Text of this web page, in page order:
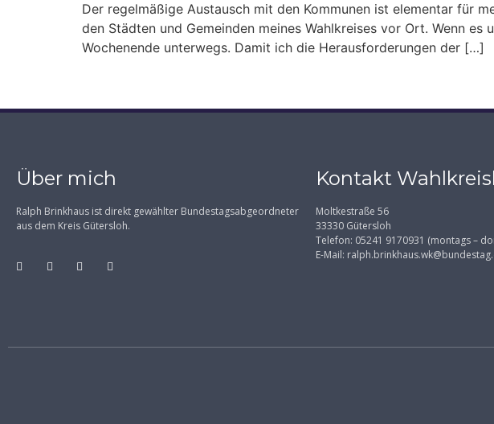
Der regelmäßige Austausch mit den Kommunen ist elementar für
den Städten und Gemeinden meines Wahlkreises vor Ort. Wenn
Wochenende unterwegs. Damit ich die Herausforderungen der […]
Über mich
Ralph Brinkhaus ist direkt gewählter Bundestagsabgeordneter
aus dem Kreis Gütersloh.
Kontakt
Moltkestraße 56
33330 Gütersloh
Telefon: 05241 9170931 (montags –
E-Mail: